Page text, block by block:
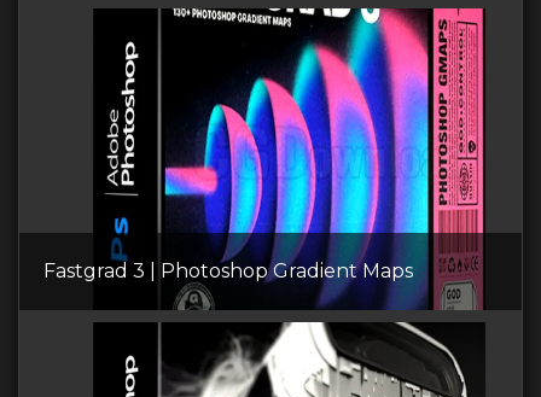
Fastgrad 3 | Photoshop Gradient Maps